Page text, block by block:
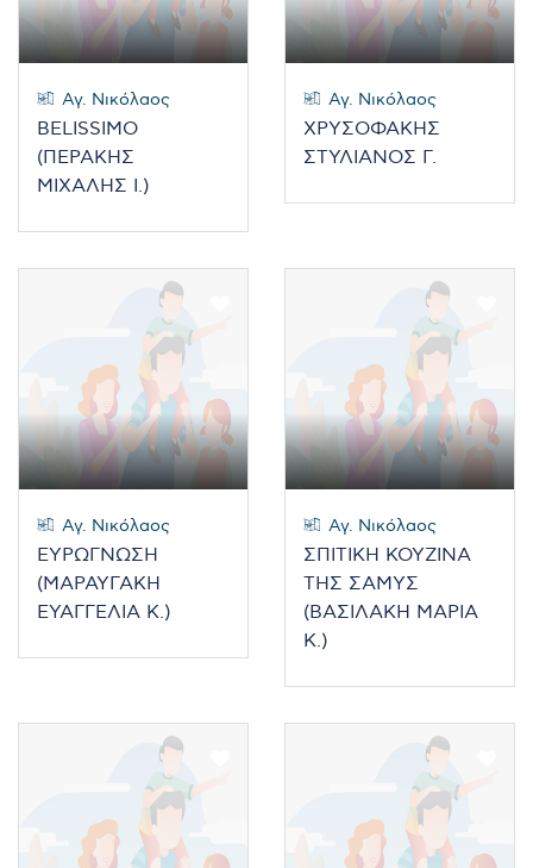
Αγ. Νικόλαος
BELISSIMO
(ΠΕΡΑΚΗΣ
ΜΙΧΑΛΗΣ Ι.)
Αγ. Νικόλαος
ΧΡΥΣΟΦΑΚΗΣ
ΣΤΥΛΙΑΝΟΣ Γ.
Αγ. Νικόλαος
ΕΥΡΩΓΝΩΣΗ
(ΜΑΡΑΥΓΑΚΗ
ΕΥΑΓΓΕΛΙΑ Κ.)
Αγ. Νικόλαος
ΣΠΙΤΙΚΗ ΚΟΥΖΙΝΑ
ΤΗΣ ΣΑΜΥΣ
(ΒΑΣΙΛΑΚΗ ΜΑΡΙΑ
Κ.)